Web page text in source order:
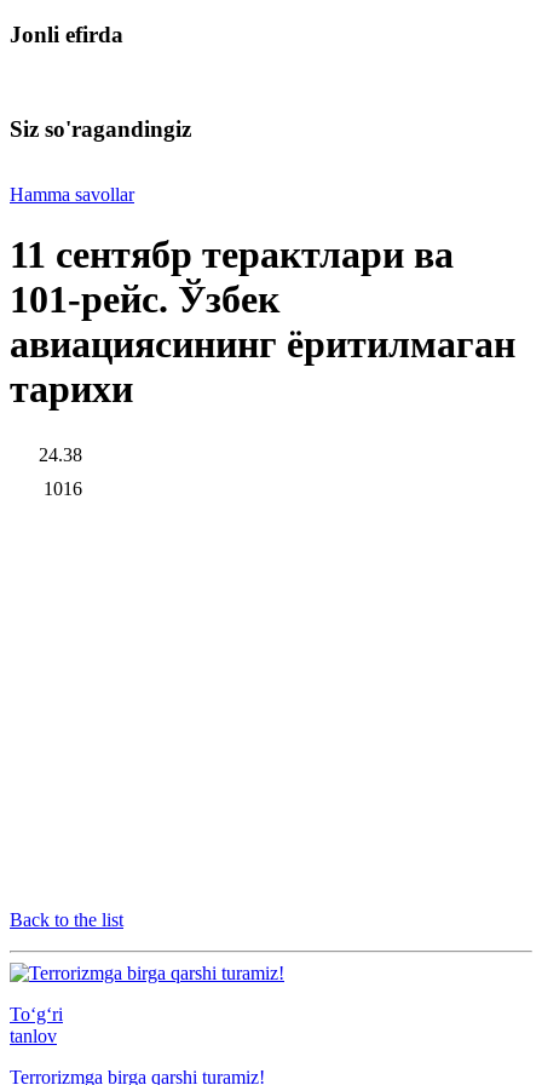
Jonli efirda
Siz so'ragandingiz
Hamma savollar
11 сентябр терактлари ва
101-рейс. Ўзбек
авиациясининг ёритилмаган
тарихи
24.38
1016
Back to the list
To‘g‘ri
tanlov
Terrorizmga birga qarshi turamiz!